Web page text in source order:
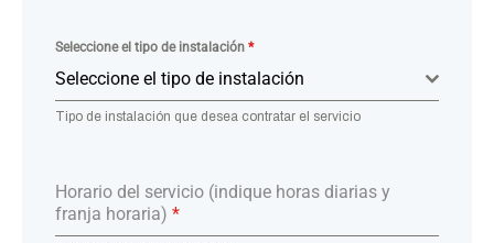
Seleccione el tipo de instalación *
Seleccione el tipo de instalación
Tipo de instalación que desea contratar el servicio
Horario del servicio (indique horas diarias y
franja horaria) *